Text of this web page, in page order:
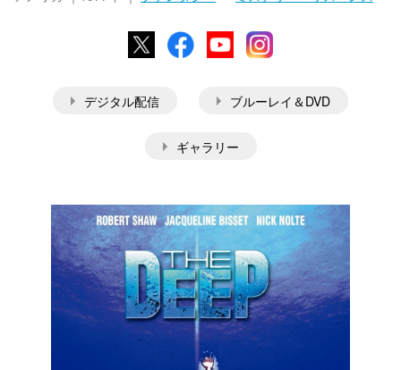
X FacebookYouTubeInstagram
デジタル配信 ブルーレイ＆DVD
ギャラリー